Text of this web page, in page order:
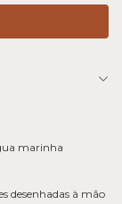
marinha
desenhadas à mão